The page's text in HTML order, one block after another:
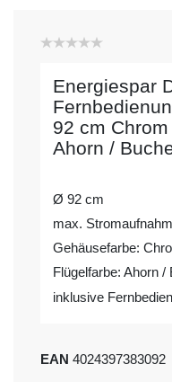
Energiespar
92 cm
Ahorn /
Ø 92 cm
max.
Gehäusefarbe:
Flügelfarbe: Ahorn /
inklusive
EAN 4024397383092